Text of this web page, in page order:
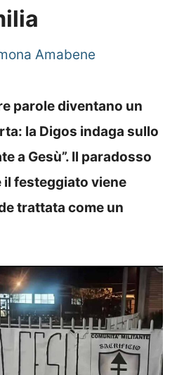
Amabene
parole diventano un
la Digos indaga sullo
a Gesù”. Il paradosso
il festeggiato viene
trattata come un